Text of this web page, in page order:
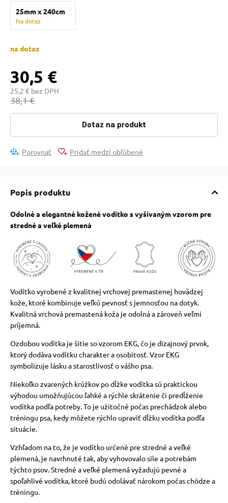
poukazy
podložky
25mm x 240cm
Na dotaz
na dotaz
30,5 €
25,2 € bez DPH
38,1 €
Dotaz na produkt
Porovnať Pridať medzi obľúbené
Popis produktu
Odolné a elegantné kožené vodítko s vyšívaným vzorom pre
stredné a veľké plemená
Vodítko vyrobené z kvalitnej vrchovej premastenej hovädzej
kože, ktoré kombinuje veľkú pevnosť s jemnosťou na dotyk.
Kvalitná vrchová premastená koža je odolná a zároveň veľmi
príjemná.
Ozdobou vodítka je šitie so vzorom EKG, čo je dizajnový prvok,
ktorý dodáva vodítku charakter a osobitosť. Vzor EKG
symbolizuje lásku a starostlivosť o vášho psa.
Niekoľko zvarených krúžkov po dĺžke vodítka sú praktickou
výhodou umožňujúcou ľahké a rýchle skrátenie či predĺženie
vodítka podľa potreby. To je užitočné počas prechádzok alebo
tréningu psa, kedy môžete rýchlo upraviť dĺžku vodítka podľa
situácie.
Vzhľadom na to, že je vodítko určené pre stredné a veľké
plemená, je navrhnuté tak, aby vyhovovalo sile a potrebám
týchto psov. Stredné a veľké plemená vyžadujú pevné a
spoľahlivé vodítka, ktoré budú odolávať nárokom počas chôdze a
tréningu.